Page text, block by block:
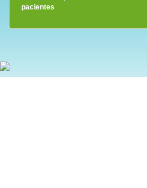
pacientes